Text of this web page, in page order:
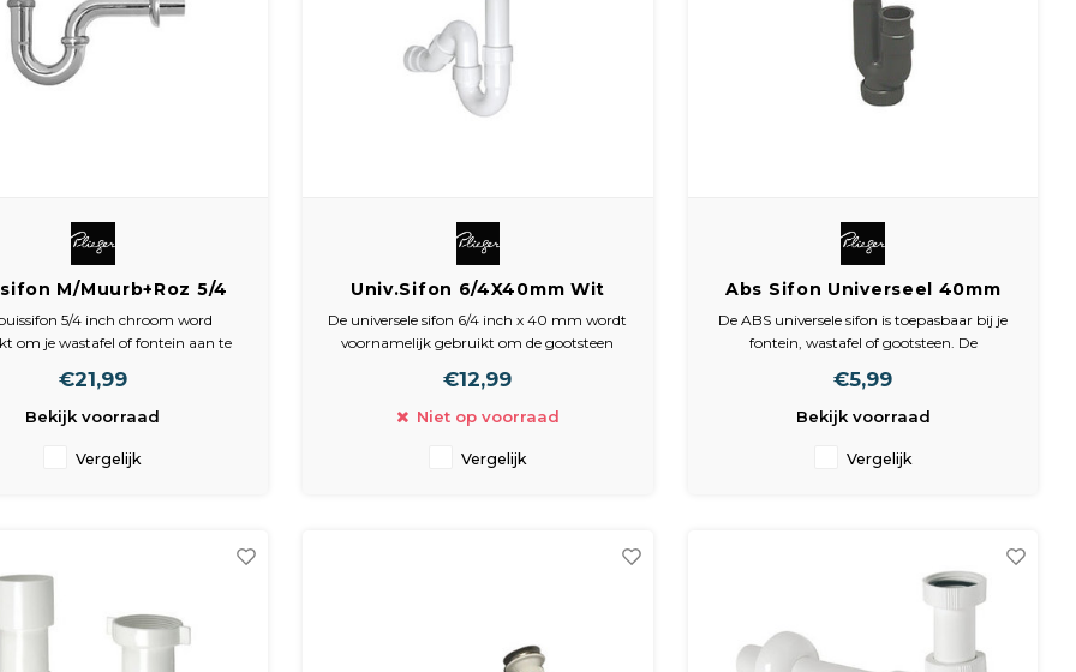
M/Muurb+Roz 5/4
Chr Plieger
5/4 inch chroom word
om je wastafel of fontein aan te
messing heeft een
32 mm en rozet.
€21,99
Bekijk voorraad
Vergelijk
Univ.Sifon 6/4X40mm Wit
M/Wasm. Plieger
De universele sifon 6/4 inch x 40 mm wordt
voornamelijk gebruikt om de gootsteen
kunststof sifon voorzien is van een
(vaat)wasmachineaansluiting, hoef je geen
€12,99
Niet op voorraad
Vergelijk
Abs Sifon Universeel 40mm
Plieger
De ABS universele sifon is toepasbaar bij je
fontein, wastafel of gootsteen. De
€5,99
Bekijk voorraad
Vergelijk